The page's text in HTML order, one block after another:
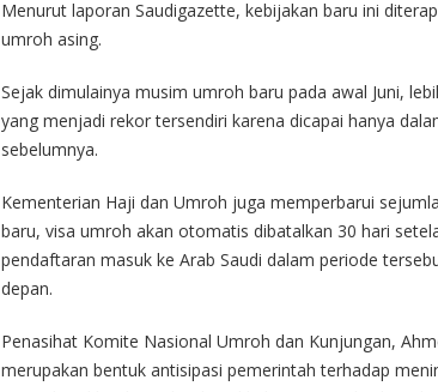
Menurut laporan Saudigazette, kebijakan baru ini
umroh asing.
Sejak dimulainya musim umroh baru pada awal Juni,
yang menjadi rekor tersendiri karena dicapai hanya
sebelumnya.
Kementerian Haji dan Umroh juga memperbarui
baru, visa umroh akan otomatis dibatalkan 30 hari
pendaftaran masuk ke Arab Saudi dalam periode
depan.
Penasihat Komite Nasional Umroh dan Kunjungan,
merupakan bentuk antisipasi pemerintah terhadap